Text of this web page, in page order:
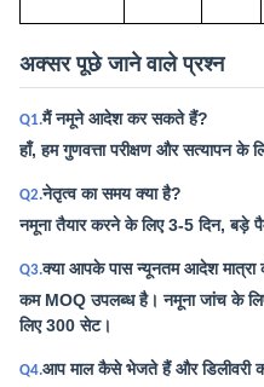
अक्सर पूछे जाने वाले प्रश्न
Q1.मैं नमूने आदेश कर सकते हैं?
हाँ, हम गुणवत्ता परीक्षण और सत्यापन
Q2.नेतृत्व का समय क्या है?
नमूना तैयार करने के लिए 3-5 दिन, बड़े
Q3.क्या आपके पास न्यूनतम आदेश
कम MOQ उपलब्ध है। नमूना जांच के
लिए 300 सेट।
Q4.आप माल कैसे भेजते हैं और डिलीवरी